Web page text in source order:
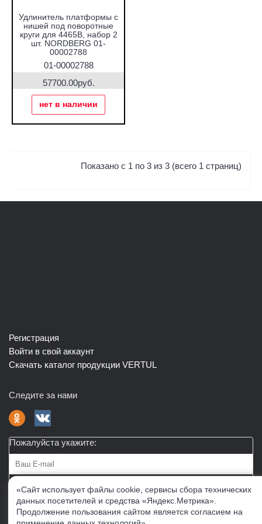
Удлинитель платформы с
нишей под поворотные
круги для 4465B, набор 2
шт. NORDBERG 01-
00002788
01-00002788
57700.00руб.
нет в наличии
Показано с 1 по 3 из 3 (всего 1 страниц)
Регистрация
Войти в свой аккаунт
Скачать каталог продукции VERTUL
Следите за нами
Пожалуйста укажите:
Подписаться
О нас Доставка Контакты
«Сайт использует файлы cookie, сервисы сбора технических
данных посетителей и средства «Яндекс.Метрика».
Продолжение пользования сайтом является согласием на